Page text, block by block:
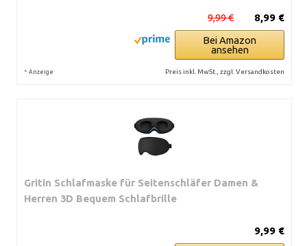
8,99 €
9,99 €
Bei Amazon
ansehen
* Anzeige Preis inkl. MwSt., zzgl. Versandkosten
Gritin Schlafmaske für Seitenschläfer Damen &
Herren 3D Bequem Schlafbrille
9,99 €